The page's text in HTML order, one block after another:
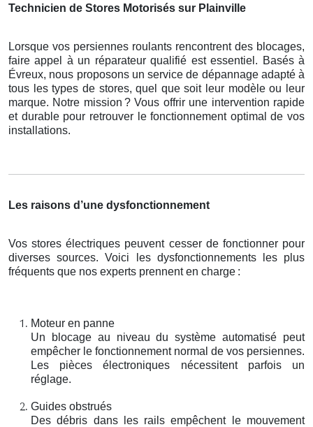
Technicien de Stores Motorisés sur Plainville
Lorsque vos persiennes roulants rencontrent des blocages,
faire appel à un réparateur qualifié est essentiel. Basés à
Évreux, nous proposons un service de dépannage adapté à
tous les types de stores, quel que soit leur modèle ou leur
marque. Notre mission ? Vous offrir une intervention rapide
et durable pour retrouver le fonctionnement optimal de vos
installations.
Les raisons d’une dysfonctionnement
Vos stores électriques peuvent cesser de fonctionner pour
diverses sources. Voici les dysfonctionnements les plus
fréquents que nos experts prennent en charge :
Moteur en panne
Un blocage au niveau du système automatisé peut
empêcher le fonctionnement normal de vos persiennes.
Les pièces électroniques nécessitent parfois un
réglage.
Guides obstrués
Des débris dans les rails empêchent le mouvement